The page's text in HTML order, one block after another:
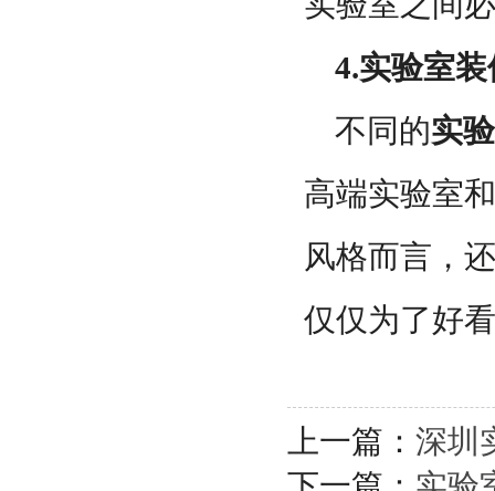
4.实验室
不同的实
高端实验室
风格而言，
仅仅为了好
上一篇： 深圳